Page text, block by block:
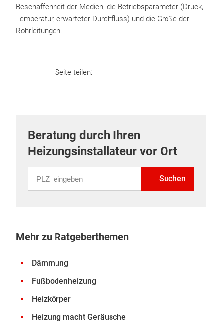
Beschaffenheit der Medien, die Betriebsparameter (Druck,
Temperatur, erwarteter Durchfluss) und die Größe der
Rohrleitungen.
Seite teilen:
Beratung durch Ihren
Heizungsinstallateur vor Ort
Suchen
Mehr zu Ratgeberthemen
Dämmung
Fußbodenheizung
Heizkörper
Heizung macht Geräusche